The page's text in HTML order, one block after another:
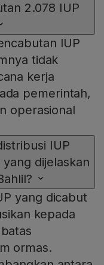
2.078 IUP
IUP
tidak
kerja
pemerintah,
operasional
IUP
dijelaskan
yang dicabut
kepada
ormas.